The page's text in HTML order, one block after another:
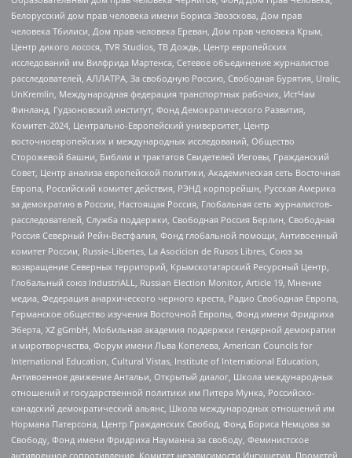
Белорусский дом прав человека имени Бориса Звозскова, Дом прав
человека Тбилиси, Дом прав человека Ереван, Дом прав человека Крым,
Центр дикого лосося, TVR Studios, ТВ Дождь, Центр европейских
исследований им Вилфрида Мартенса, Сетевое объединение журналистов
расследователей, АЛЛАТРА, За свободную Россию, Свободная Бурятия, Uralic,
UnKremlin, Международная федерация транспортных рабочих, ИстЧам
Финланд, Гудзоновский институт, Фонд Демократического Развития,
Комитет-2024, Центрально-Европейский университет, Центр
восточноевропейских и международных исследований, Общество
Сторожевой башни, Библии и трактатов Свидетелей Иеговы, Гражданский
Совет, Центр анализа европейской политики, Академическая сеть Восточная
Европа, Российский комитет действия, РЭНД корпорейшн, Русская Америка
за демократию в России, Настоящая Россия, Глобальная сеть журналистов-
расследователей, Служба поддержки, Свободная Россия Берлин, Свободная
Россия Северный Рейн-Вестфалия, Фонд глобальной помощи, Антивоенный
комитет России, Russie-Libertes, La Asocicion de Rusos Libres, Союз за
возвращение Северных территорий, Крымскотатарский Ресурсный Центр,
Глобальный союз IndustriALL, Russian Election Monitor, Article 19, Мнение
медиа, Федерация анархического черного креста, Радио Свободная Европа,
Германское общество изучения Восточной Европы, Фонд имени Фридриха
Эберта, XZ gGmbH, Мобильная академия поддержки гендерной демократии
и миротворчества, Форум имени Льва Копелева, American Councils for
International Education, Cultural Vistas, Institute of International Education,
Антивоенное движение Антальи, Открытый диалог, Школа международных
отношений и государственной политики им Питера Мунка, Российско-
канадский демократический альянс, Школа международных отношений им
Нормана Патерсона, Центр Гражданских Свобод, Фонд Бориса Немцова за
Свободу, Фонд имени Фридриха Науманна за свободу, Феминистское
антивоенное сопротивление, Комитет независимости Ингушетии, Прометей,